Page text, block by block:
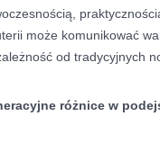
może komunikować
od tradycyjnych
różnice w